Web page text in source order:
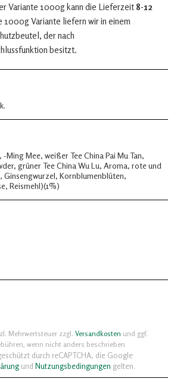
Variante 1000g kann die Lieferzeit 8-12
1000g Variante liefern wir in einem
der nach
besitzt.
-Ming Mee, weißer Tee China Pai Mu Tan,
grüner Tee China Wu Lu, Aroma, rote und
Ginsengwurzel, Kornblumenblüten,
Reismehl)(1%)
Mehrwertsteuer zzgl. Versandkosten und ggf.
wenn nicht anders beschrieben
durch reCAPTCHA, die Google
und Nutzungsbedingungen gelten.